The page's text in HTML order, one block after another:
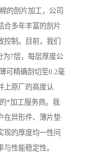
的剖片加工，公司
合多年丰富的剖片
制。目前，我们
为7层，每层厚度公
可精确剖切至0.2毫
上原厂的高度认
*加工服务商。我
在异形件、薄片垫
现的厚度均一性问
性能稳定性。